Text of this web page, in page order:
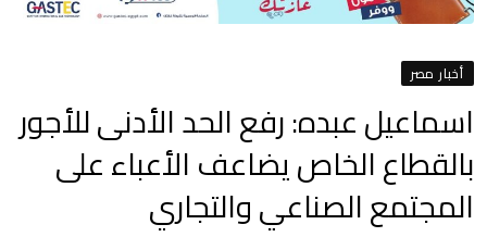
أخبار مصر
اسماعيل عبده: رفع الحد الأدنى للأجور
بالقطاع الخاص يضاعف الأعباء على
المجتمع الصناعي والتجاري